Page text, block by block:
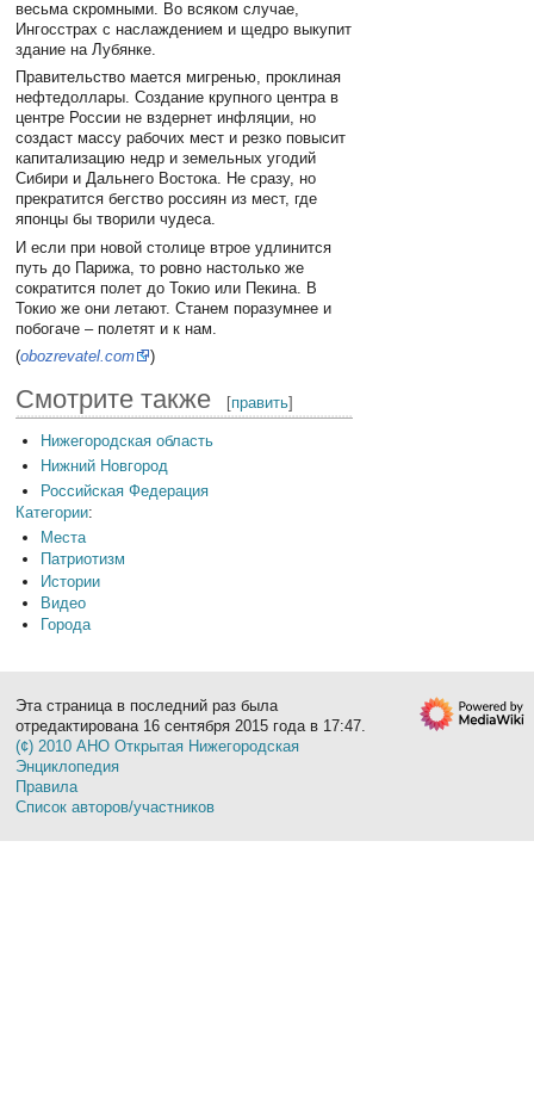
весьма скромными. Во всяком случае,
Ингосстрах с наслаждением и щедро выкупит
здание на Лубянке.
Правительство мается мигренью, проклиная
нефтедоллары. Создание крупного центра в
центре России не вздернет инфляции, но
создаст массу рабочих мест и резко повысит
капитализацию недр и земельных угодий
Сибири и Дальнего Востока. Не сразу, но
прекратится бегство россиян из мест, где
японцы бы творили чудеса.
И если при новой столице втрое удлинится
путь до Парижа, то ровно настолько же
сократится полет до Токио или Пекина. В
Токио же они летают. Станем поразумнее и
побогаче – полетят и к нам.
(obozrevatel.com )
Смотрите также [править]
Нижегородская область
Нижний Новгород
Российская Федерация
Категории:
Места
Патриотизм
Истории
Видео
Города
Эта страница в последний раз была
отредактирована 16 сентября 2015 года в 17:47.
(¢) 2010 АНО Открытая Нижегородская
Энциклопедия
Правила
Список авторов/участников